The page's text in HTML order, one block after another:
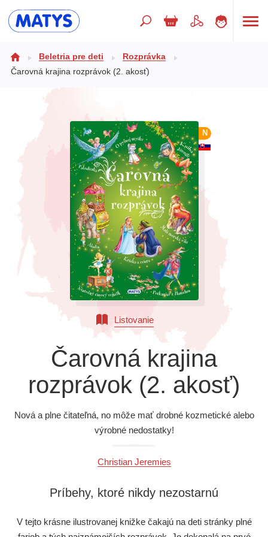
Doplnkový sortiment
Populárno - náučné pre deti
Výchova a pedagogika
Všetky kategórie
Beletria pre deti
Rozprávka
Čarovná krajina rozprávok (2. akosť)
N
Listovanie
Čarovná krajina
rozprávok (2. akosť)
Nová a plne čitateľná, no môže mať drobné kozmetické alebo
výrobné nedostatky!
Christian Jeremies
Príbehy, ktoré nikdy nezostarnú
V tejto krásne ilustrovanej knižke čakajú na deti stránky plné